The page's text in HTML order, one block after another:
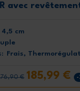
avec revêtement
4,5 cm
Frais,
€ 185,99 € -